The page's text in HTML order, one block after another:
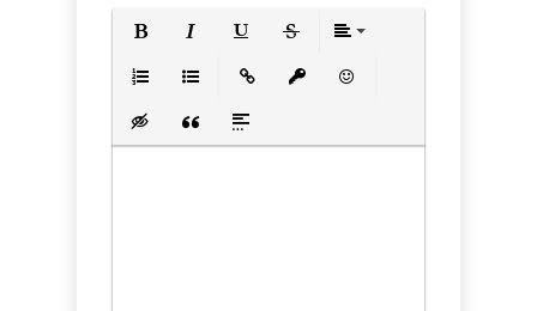
Вставка скрытого текста
Вставка цитаты
Вставка спойлера